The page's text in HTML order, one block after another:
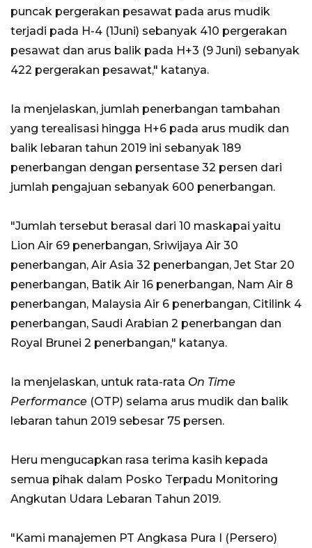
puncak pergerakan pesawat pada arus mudik
terjadi pada H-4 (1Juni) sebanyak 410 pergerakan
pesawat dan arus balik pada H+3 (9 Juni) sebanyak
422 pergerakan pesawat," katanya.
Ia menjelaskan, jumlah penerbangan tambahan
yang terealisasi hingga H+6 pada arus mudik dan
balik lebaran tahun 2019 ini sebanyak 189
penerbangan dengan persentase 32 persen dari
jumlah pengajuan sebanyak 600 penerbangan.
"Jumlah tersebut berasal dari 10 maskapai yaitu
Lion Air 69 penerbangan, Sriwijaya Air 30
penerbangan, Air Asia 32 penerbangan, Jet Star 20
penerbangan, Batik Air 16 penerbangan, Nam Air 8
penerbangan, Malaysia Air 6 penerbangan, Citilink 4
penerbangan, Saudi Arabian 2 penerbangan dan
Royal Brunei 2 penerbangan," katanya.
Ia menjelaskan, untuk rata-rata On Time
Performance (OTP) selama arus mudik dan balik
lebaran tahun 2019 sebesar 75 persen.
Heru mengucapkan rasa terima kasih kepada
semua pihak dalam Posko Terpadu Monitoring
Angkutan Udara Lebaran Tahun 2019.
"Kami manajemen PT Angkasa Pura I (Persero)